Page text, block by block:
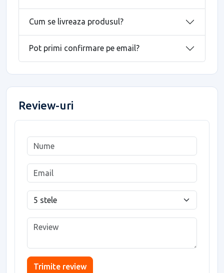
Cum se livreaza produsul?
Pot primi confirmare pe email?
Review-uri
Trimite review